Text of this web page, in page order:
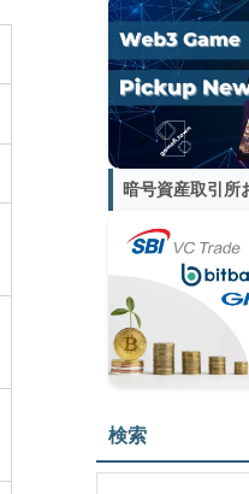
暗号資産取引所
検索